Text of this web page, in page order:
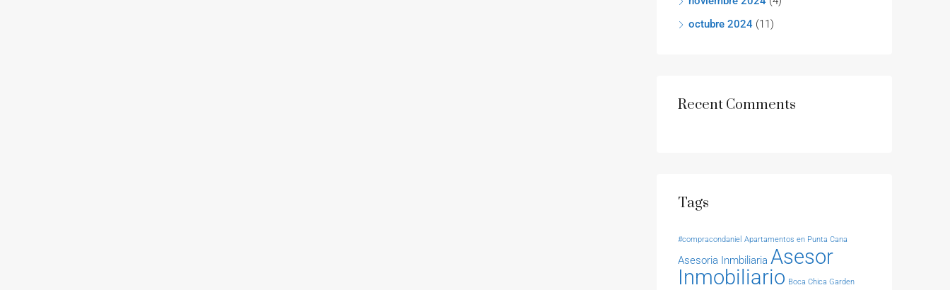
octubre 2024 (11)
Recent Comments
Tags
#compracondaniel Apartamentos en Punta Cana
Asesoria Inmbiliaria Asesor
Inmobiliario Boca Chica Garden